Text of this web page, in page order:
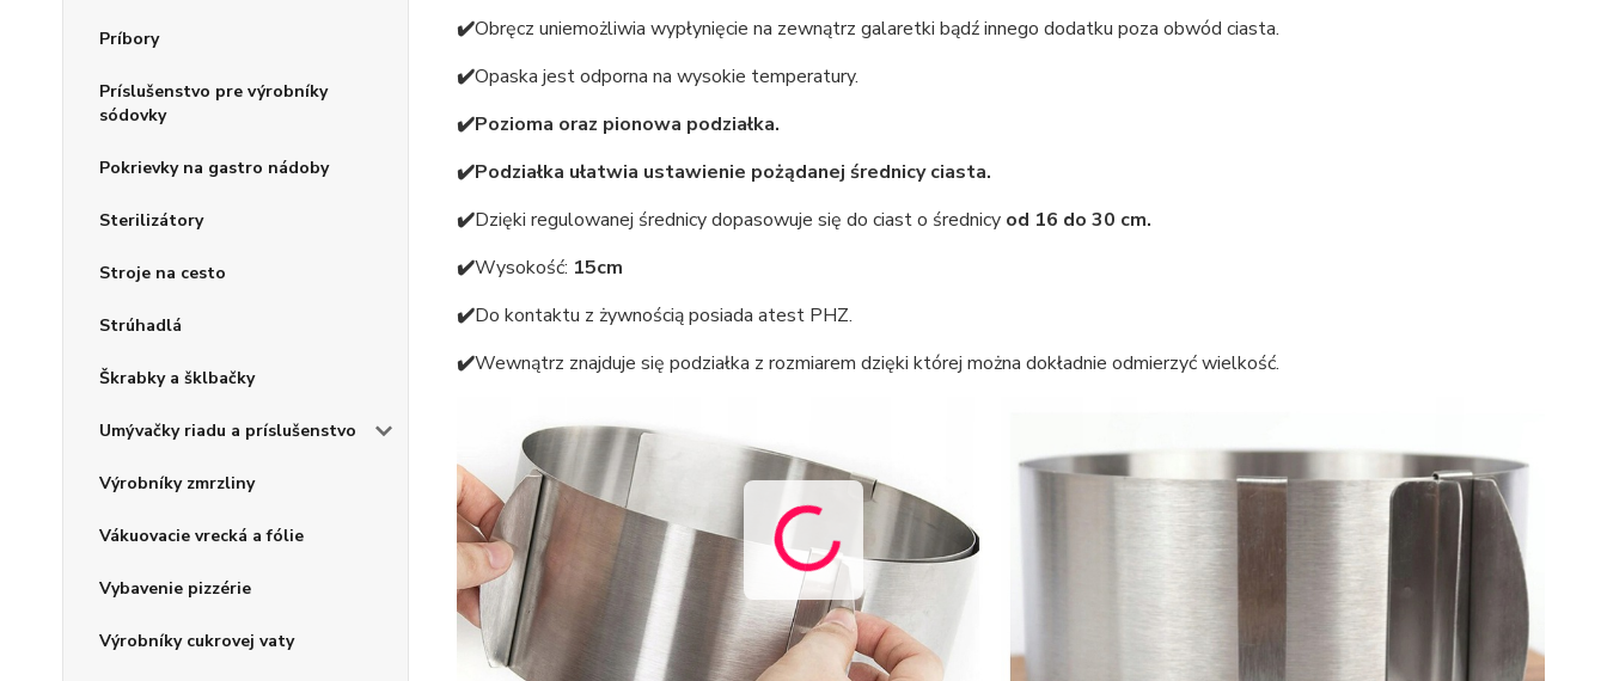
Príbory
Príslušenstvo pre výrobníky
sódovky
Pokrievky na gastro nádoby
Sterilizátory
Stroje na cesto
Strúhadlá
Škrabky a šklbačky
Umývačky riadu a príslušenstvo
Výrobníky zmrzliny
Vákuovacie vrecká a fólie
Vybavenie pizzérie
Výrobníky cukrovej vaty
✔️Obręcz uniemożliwia wypłynięcie na zewnątrz galaretki bądź innego dodatku poza obwód ciasta.
✔️Opaska jest odporna na wysokie temperatury.
✔️Pozioma oraz pionowa podziałka.
✔️Podziałka ułatwia ustawienie pożądanej średnicy ciasta.
✔️Dzięki regulowanej średnicy dopasowuje się do ciast o średnicy od 16 do 30 cm.
✔️Wysokość: 15cm
✔️Do kontaktu z żywnością posiada atest PHZ.
✔️Wewnątrz znajduje się podziałka z rozmiarem dzięki której można dokładnie odmierzyć wielkość.